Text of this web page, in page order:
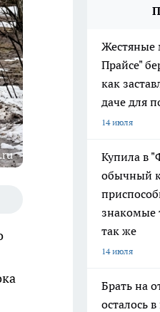
Жестяные
Прайсе"
как
даче для
14 июля
Купила в
обычный
знакомые
так же
14 июля
Брать на
осталось